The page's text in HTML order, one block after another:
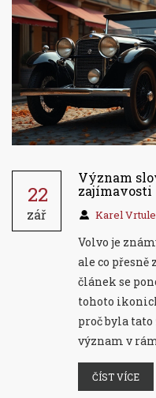
22
zář
Význam
zajímavosti
Karel Vrtule
Volvo je
ale co přesně
článek se
tohoto
proč byla
význam v
ČÍST VÍCE